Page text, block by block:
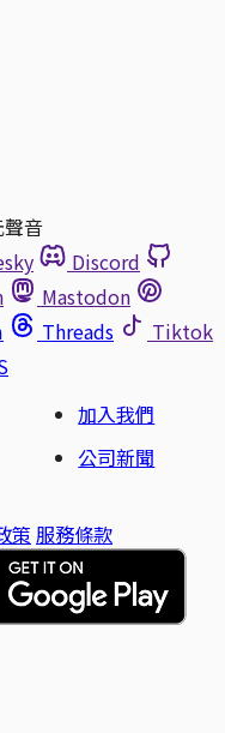
音
Discord
Mastodon
Threads
Tiktok
加入我們
公司新聞
策 服務條款